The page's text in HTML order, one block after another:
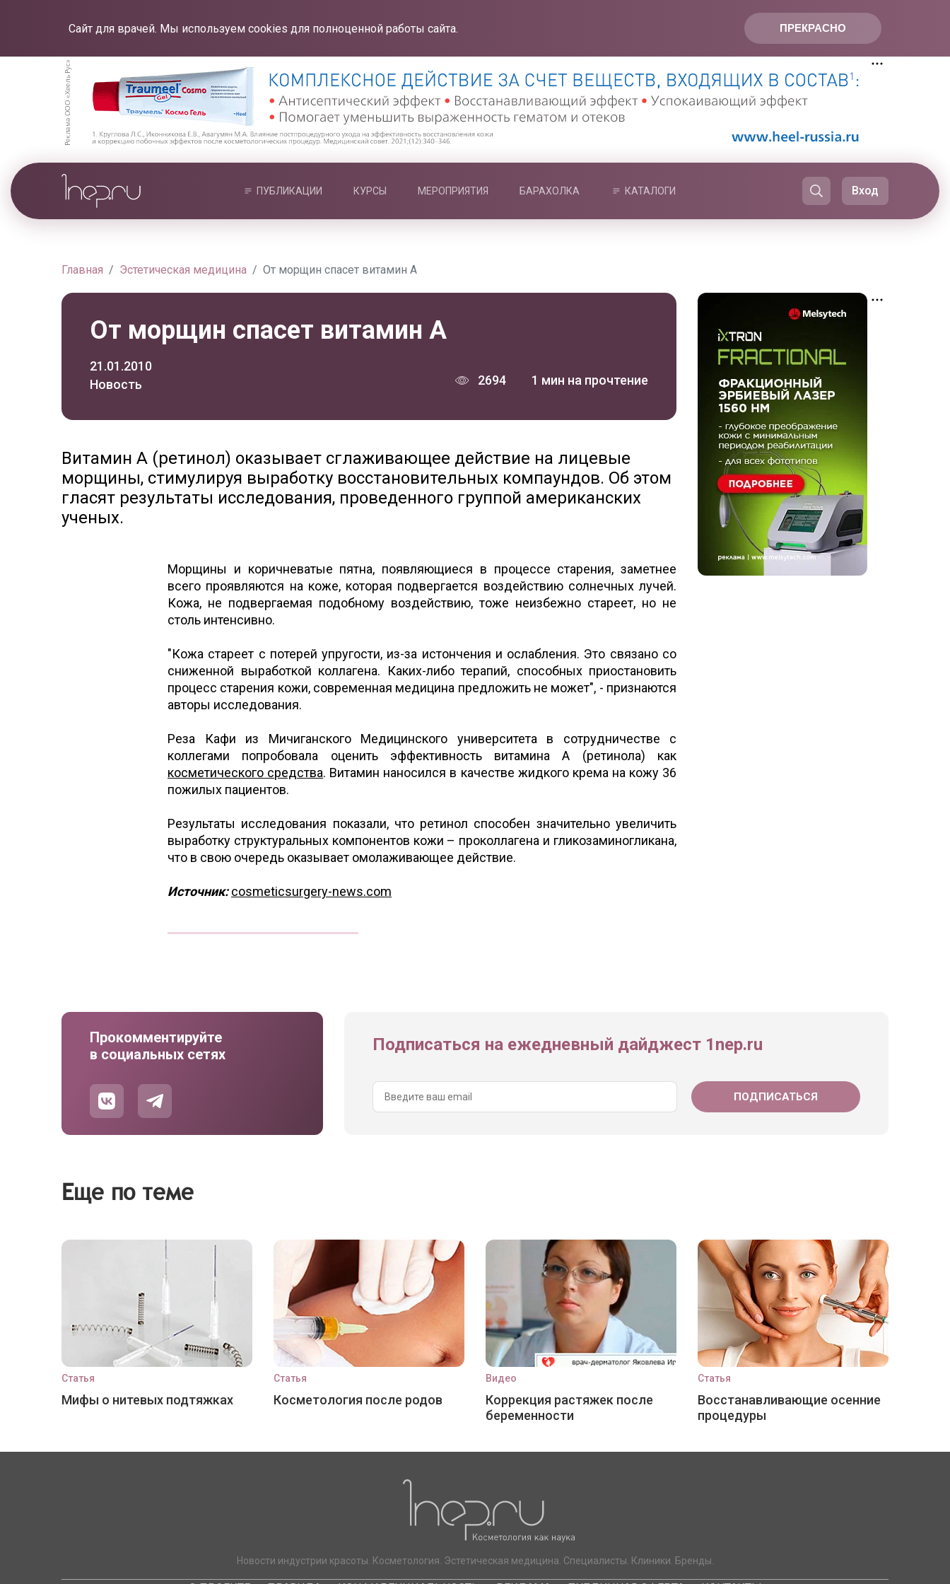
ПРЕКРАСНО
Сайт для врачей. Мы используем cookies для полноценной работы сайта.
ПУБЛИКАЦИИ КУРСЫ МЕРОПРИЯТИЯ БАРАХОЛКА КАТАЛОГИ Вход
Главная Эстетическая медицина От морщин спасет витамин А
От морщин спасет витамин А
21.01.2010
Новость
2694 1 мин на прочтение
Витамин А (ретинол) оказывает сглаживающее действие на лицевые
морщины, стимулируя выработку восстановительных компаундов. Об этом
гласят результаты исследования, проведенного группой американских
ученых.
Морщины и коричневатые пятна, появляющиеся в процессе старения, заметнее
всего проявляются на коже, которая подвергается воздействию солнечных лучей.
Кожа, не подвергаемая подобному воздействию, тоже неизбежно стареет, но не
столь интенсивно.
"Кожа стареет с потерей упругости, из-за истончения и ослабления. Это связано со
сниженной выработкой коллагена. Каких-либо терапий, способных приостановить
процесс старения кожи, современная медицина предложить не может", - признаются
авторы исследования.
Реза Кафи из Мичиганского Медицинского университета в сотрудничестве с
коллегами попробовала оценить эффективность витамина А (ретинола) как
косметического средства. Витамин наносился в качестве жидкого крема на кожу 36
пожилых пациентов.
Результаты исследования показали, что ретинол способен значительно увеличить
выработку структуральных компонентов кожи – проколлагена и гликозаминогликана,
что в свою очередь оказывает омолаживающее действие.
Источник:cosmeticsurgery-news.com
Прокомментируйте
в социальных сетях
Подписаться на ежедневный дайджест 1nep.ru
Еще по теме
Статья
Мифы о нитевых подтяжках
Статья
Косметология после родов
Видео
Коррекция растяжек после
беременности
Статья
Восстанавливающие осенние
процедуры
Новости индустрии красоты. Косметология. Эстетическая медицина. Специалисты. Клиники. Бренды.